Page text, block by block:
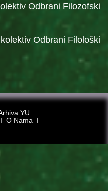
Odbrani Filozofski
Odbrani Filološki
YU
Ι O Nama
Ι